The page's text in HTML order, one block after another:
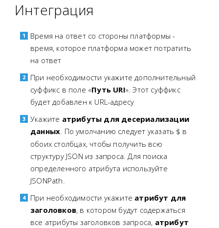
Интеграция
Время на ответ со стороны платформы -
время, которое платформа может потратить
на ответ
При необходимости укажите дополнительный
суффикс в поле «Путь URI». Этот суффикс
будет добавлен к URL-адресу
Укажите атрибуты для десериализации
данных. По умолчанию следует указать $ в
обоих столбцах, чтобы получить всю
структуру JSON из запроса. Для поиска
определенного атрибута используйте
JSONPath.
При необходимости укажите атрибут для
заголовков, в котором будут содержаться
все атрибуты заголовков запроса, атрибут